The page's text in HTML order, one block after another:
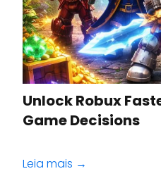
Unlock Robux
Game Decisions
Leia mais →